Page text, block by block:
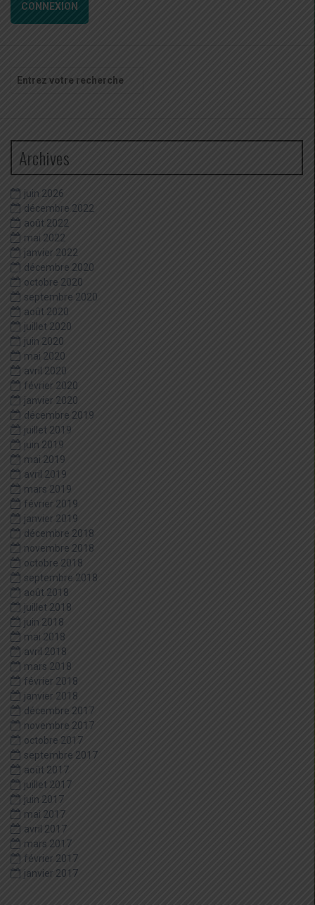
CONNEXION
pour
Archives
juin 2026
décembre 2022
août 2022
mai 2022
janvier 2022
décembre 2020
octobre 2020
septembre 2020
août 2020
juillet 2020
juin 2020
mai 2020
avril 2020
février 2020
janvier 2020
décembre 2019
juillet 2019
juin 2019
mai 2019
avril 2019
mars 2019
février 2019
janvier 2019
décembre 2018
novembre 2018
octobre 2018
septembre 2018
août 2018
juillet 2018
juin 2018
mai 2018
avril 2018
mars 2018
février 2018
janvier 2018
décembre 2017
novembre 2017
octobre 2017
septembre 2017
août 2017
juillet 2017
juin 2017
mai 2017
avril 2017
mars 2017
février 2017
janvier 2017